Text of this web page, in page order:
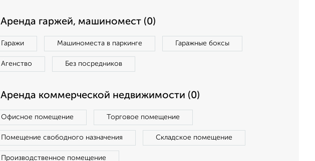
Аренда гаржей, машиномест (0)
Гаражи Машиноместа в паркинге Гаражные боксы
Агенство Без посредников
Аренда коммерческой недвижимости (0)
Офисное помещение Торговое помещение
Помещение свободного назначения Складское помещение
Производственное помещение